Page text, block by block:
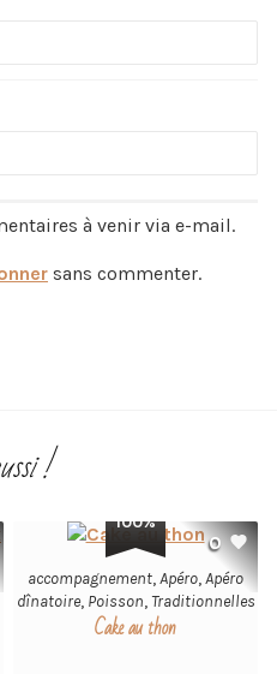
à venir via e-mail.
sans commenter.
!
100%
0
accompagnement,Apéro,Apéro
dînatoire, Poisson,Traditionnelles
Cake au thon